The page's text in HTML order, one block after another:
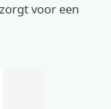
voor een